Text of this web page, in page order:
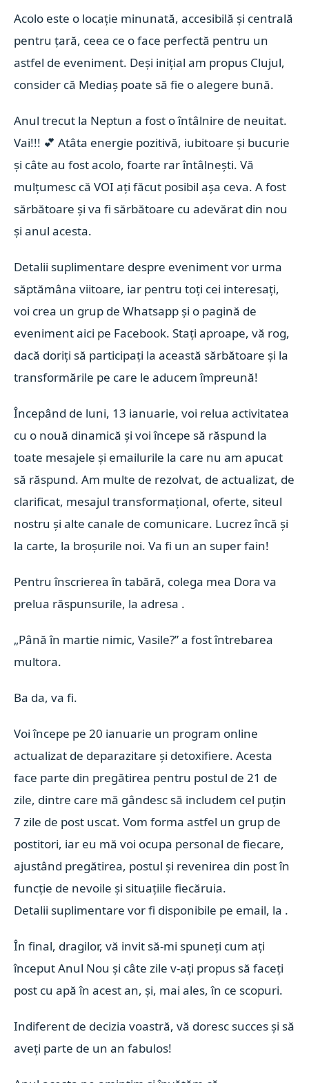
Acolo este o locație minunată, accesibilă și centrală
pentru țară, ceea ce o face perfectă pentru un
astfel de eveniment. Deși inițial am propus Clujul,
consider că Mediaș poate să fie o alegere bună.
Anul trecut la Neptun a fost o întâlnire de neuitat.
Vai!!! 💕 Atâta energie pozitivă, iubitoare și bucurie
și câte au fost acolo, foarte rar întâlnești. Vă
mulțumesc că VOI ați făcut posibil așa ceva. A fost
sărbătoare și va fi sărbătoare cu adevărat din nou
și anul acesta.
Detalii suplimentare despre eveniment vor urma
săptămâna viitoare, iar pentru toți cei interesați,
voi crea un grup de Whatsapp și o pagină de
eveniment aici pe Facebook. Stați aproape, vă rog,
dacă doriți să participați la această sărbătoare și la
transformările pe care le aducem împreună!
Începând de luni, 13 ianuarie, voi relua activitatea
cu o nouă dinamică și voi începe să răspund la
toate mesajele și emailurile la care nu am apucat
să răspund. Am multe de rezolvat, de actualizat, de
clarificat, mesajul transformațional, oferte, siteul
nostru și alte canale de comunicare. Lucrez încă și
la carte, la broșurile noi. Va fi un an super fain!
Pentru înscrierea în tabără, colega mea Dora va
prelua răspunsurile, la adresa .
„Până în martie nimic, Vasile?” a fost întrebarea
multora.
Ba da, va fi.
Voi începe pe 20 ianuarie un program online
actualizat de deparazitare și detoxifiere. Acesta
face parte din pregătirea pentru postul de 21 de
zile, dintre care mă gândesc să includem cel puțin
7 zile de post uscat. Vom forma astfel un grup de
postitori, iar eu mă voi ocupa personal de fiecare,
ajustând pregătirea, postul și revenirea din post în
funcție de nevoile și situațiile fiecăruia.
Detalii suplimentare vor fi disponibile pe email, la .
În final, dragilor, vă invit să-mi spuneți cum ați
început Anul Nou și câte zile v-ați propus să faceți
post cu apă în acest an, și, mai ales, în ce scopuri.
Indiferent de decizia voastră, vă doresc succes și să
aveți parte de un an fabulos!